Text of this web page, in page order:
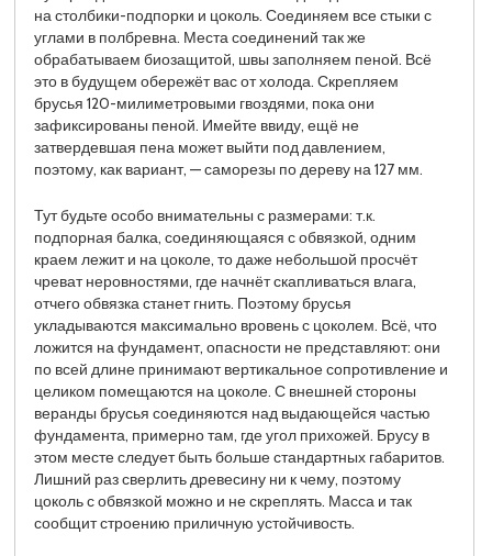
на столбики-подпорки и цоколь. Соединяем все стыки с
углами в полбревна. Места соединений так же
обрабатываем биозащитой, швы заполняем пеной. Всё
это в будущем обережёт вас от холода. Скрепляем
брусья 120-милиметровыми гвоздями, пока они
зафиксированы пеной. Имейте ввиду, ещё не
затвердевшая пена может выйти под давлением,
поэтому, как вариант, — саморезы по дереву на 127 мм.
Тут будьте особо внимательны с размерами: т.к.
подпорная балка, соединяющаяся с обвязкой, одним
краем лежит и на цоколе, то даже небольшой просчёт
чреват неровностями, где начнёт скапливаться влага,
отчего обвязка станет гнить. Поэтому брусья
укладываются максимально вровень с цоколем. Всё, что
ложится на фундамент, опасности не представляют: они
по всей длине принимают вертикальное сопротивление и
целиком помещаются на цоколе. С внешней стороны
веранды брусья соединяются над выдающейся частью
фундамента, примерно там, где угол прихожей. Брусу в
этом месте следует быть больше стандартных габаритов.
Лишний раз сверлить древесину ни к чему, поэтому
цоколь с обвязкой можно и не скреплять. Масса и так
сообщит строению приличную устойчивость.